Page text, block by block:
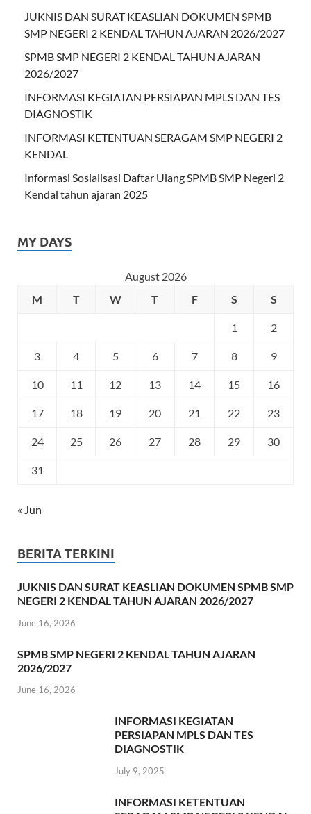
JUKNIS DAN SURAT KEASLIAN DOKUMEN SPMB
SMP NEGERI 2 KENDAL TAHUN AJARAN 2026/2027
SPMB SMP NEGERI 2 KENDAL TAHUN AJARAN
2026/2027
INFORMASI KEGIATAN PERSIAPAN MPLS DAN TES
DIAGNOSTIK
INFORMASI KETENTUAN SERAGAM SMP NEGERI 2
KENDAL
Informasi Sosialisasi Daftar Ulang SPMB SMP Negeri 2
Kendal tahun ajaran 2025
MY DAYS
August 2026
M
T W T F S S
1 2
3 4 5 6 7 8 9
10 11 12 13 14 15 16
17 18 19 20 21 22 23
24 25 26 27 28 29 30
31
« Jun
BERITA TERKINI
JUKNIS DAN SURAT KEASLIAN DOKUMEN SPMB SMP
NEGERI 2 KENDAL TAHUN AJARAN 2026/2027
June 16, 2026
SPMB SMP NEGERI 2 KENDAL TAHUN AJARAN
2026/2027
June 16, 2026
INFORMASI KEGIATAN
PERSIAPAN MPLS DAN TES
DIAGNOSTIK
July 9, 2025
INFORMASI KETENTUAN